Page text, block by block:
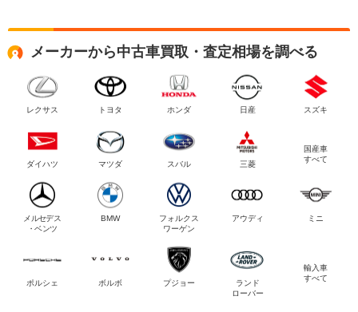
メーカーから中古車買取・査定相場を調べる
レクサス トヨタ ホンダ 日産 スズキ
ダイハツ マツダ スバル 三菱
国産車
すべて
メルセデス
・ベンツ
BMW
フォルクス
ワーゲン
アウディ ミニ
ポルシェ ボルボ プジョー
ランド
ローバー
輸入車
すべて